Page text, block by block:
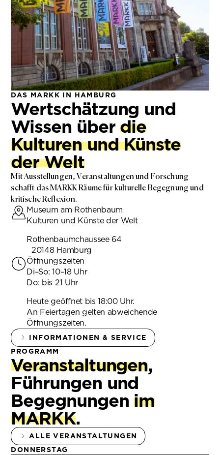
DAS MARKK IN HAMBURG
Wertschätzung und
Wissen überdie
Kulturen und Künste
der Welt
Mit Ausstellungen, Veranstaltungen und Forschung
schafft das MARKK Räume für kulturelle Begegnung und
kritische Reflexion.
Museum am Rothenbaum
Kulturen und Künste der Welt
Rothenbaumchaussee 64
20148 Hamburg
Öffnungszeiten
Di–So: 10–18 Uhr
Do: bis 21 Uhr
Heute geöffnet bis 18:00 Uhr.
An Feiertagen gelten abweichende
Öffnungszeiten.
INFORMATIONEN & SERVICE
PROGRAMM
Veranstaltungen,
Führungen und
Begegnungenim
MARKK.
ALLE VERANSTALTUNGEN
DONNERSTAG